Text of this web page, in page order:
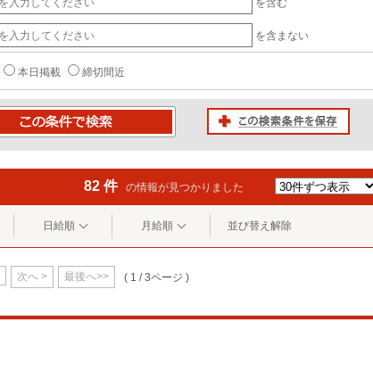
を含まない
本日掲載 締切間近
82 件 の情報が見つかりました
日給順 月給順 並び替え解除
次へ > 最後へ>> ( 1 / 3ページ )